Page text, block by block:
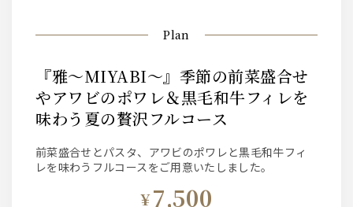
Plan
『雅～MIYABI～』季節の前菜盛合せ
やアワビのポワレ＆黒毛和牛フィレを
味わう夏の贅沢フルコース
前菜盛合せとパスタ、アワビのポワレと黒毛和牛フィ
レを味わうフルコースをご用意いたしました。
¥7,500